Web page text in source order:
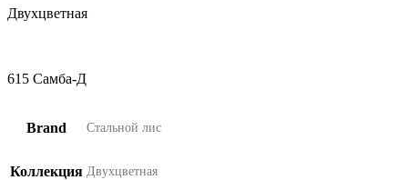
Двухцветная
615 Самба-Д
Brand Стальной лис
Коллекция Двухцветная